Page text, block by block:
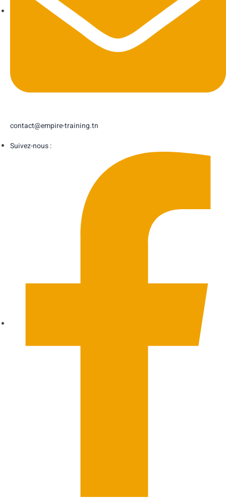
contact@empire-training.tn
Suivez-nous :